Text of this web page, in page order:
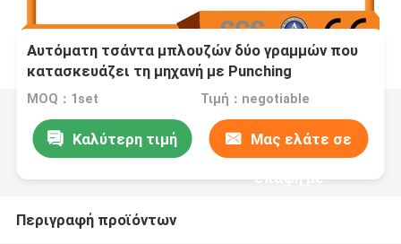
Αυτόματη τσάντα μπλουζών δύο γραμμών που
κατασκευάζει τη μηχανή με Punching
MOQ：1set Τιμή：negotiable
Καλύτερη τιμή Μας ελάτε σε
επαφή με
Περιγραφή προϊόντων